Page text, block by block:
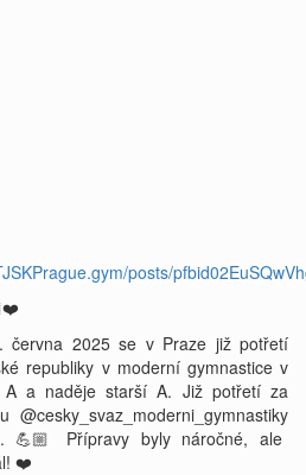
posts/
2025 se v Praze již potřetí
republiky v moderní gymnastice v
A a naděje starší A. Již potřetí za
💪🏼 Přípravy byly náročné, ale
❤️